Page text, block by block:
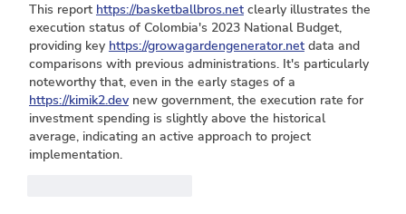
This report https://basketballbros.net clearly illustrates the
execution status of Colombia's 2023 National Budget,
providing key https://growagardengenerator.net data and
comparisons with previous administrations. It's particularly
noteworthy that, even in the early stages of a
https://kimik2.dev new government, the execution rate for
investment spending is slightly above the historical
average, indicating an active approach to project
implementation.